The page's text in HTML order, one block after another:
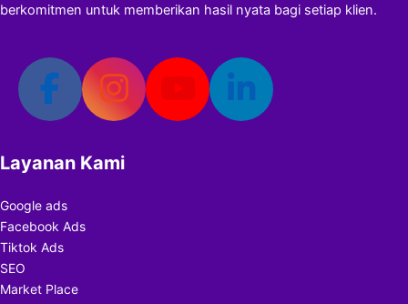
berkomitmen untuk memberikan hasil nyata bagi setiap klien.
Layanan Kami
Google ads
Facebook Ads
Tiktok Ads
SEO
Market Place